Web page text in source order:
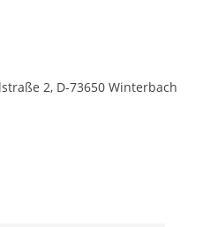
2, D-73650 Winterbach